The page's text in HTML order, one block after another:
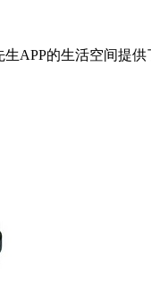
APP的生活空间提供了